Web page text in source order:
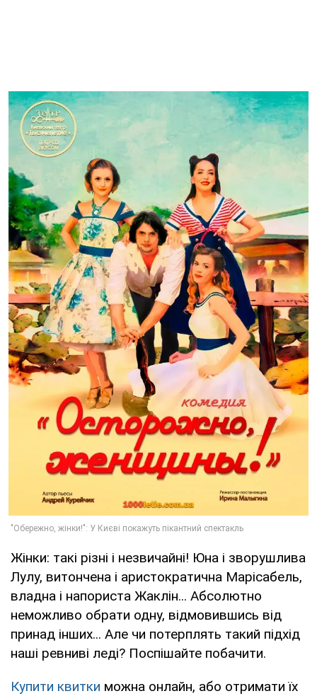
Жінки: такі різні і незвичайні! Юна і зворушлива
Лулу, витончена і аристократична Марісабель,
владна і напориста Жаклін... Абсолютно
неможливо обрати одну, відмовившись від
принад інших... Але чи потерплять такий підхід
наші ревниві леді? Поспішайте побачити.
Купити квитки можна онлайн, або отримати їх